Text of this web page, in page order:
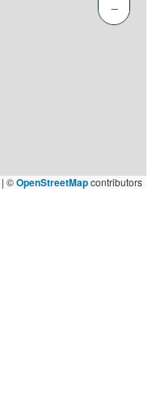
−
| ©OpenStreetMapcontributors